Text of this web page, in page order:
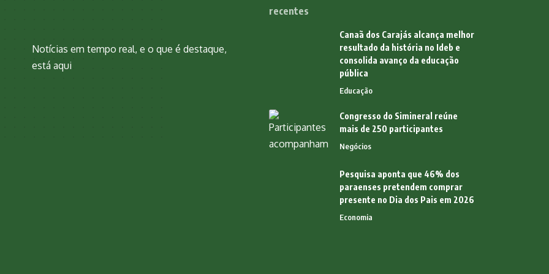
Notícias em tempo real, e o que é destaque,
está aqui
recentes
Canaã dos Carajás alcança melhor
resultado da história no Ideb e
consolida avanço da educação
pública
Educação
Congresso do Simineral reúne
mais de 250 participantes
Negócios
Pesquisa aponta que 46% dos
paraenses pretendem comprar
presente no Dia dos Pais em 2026
Economia